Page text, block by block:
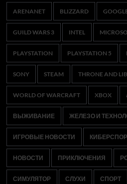
ARENANET BLIZZARD
GUILD WARS 3 INTEL
PLAYSTATION PLAYSTATION 5
SONY STEAM THRONE AND
WORLD OF WARCRAFT XBOX
ВЫЖИВАНИЕ ЖЕЛЕЗО И
ИГРОВЫЕ НОВОСТИ
НОВОСТИ ПРИКЛЮЧЕНИЯ
СИМУЛЯТОР СЛУХИ СПОРТ